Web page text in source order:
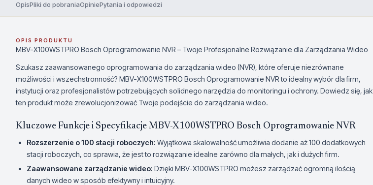
OpisPliki do pobraniaOpiniePytania i odpowiedzi
OPIS PRODUKTU
MBV-X100WSTPRO Bosch Oprogramowanie NVR – Twoje Profesjonalne Rozwiązanie dla Zarządzania Wideo
Szukasz zaawansowanego oprogramowania do zarządzania wideo (NVR), które oferuje niezrównane
możliwości i wszechstronność? MBV-X100WSTPRO Bosch Oprogramowanie NVR to idealny wybór dla firm,
instytucji oraz profesjonalistów potrzebujących solidnego narzędzia do monitoringu i ochrony. Dowiedz się, jak
ten produkt może zrewolucjonizować Twoje podejście do zarządzania wideo.
Kluczowe Funkcje i Specyfikacje MBV-X100WSTPRO Bosch Oprogramowanie NVR
Rozszerzenie o 100 stacji roboczych: Wyjątkowa skalowalność umożliwia dodanie aż 100 dodatkowych
stacji roboczych, co sprawia, że jest to rozwiązanie idealne zarówno dla małych, jak i dużych firm.
Zaawansowane zarządzanie wideo: Dzięki MBV-X100WSTPRO możesz zarządzać ogromną ilością
danych wideo w sposób efektywny i intuicyjny.